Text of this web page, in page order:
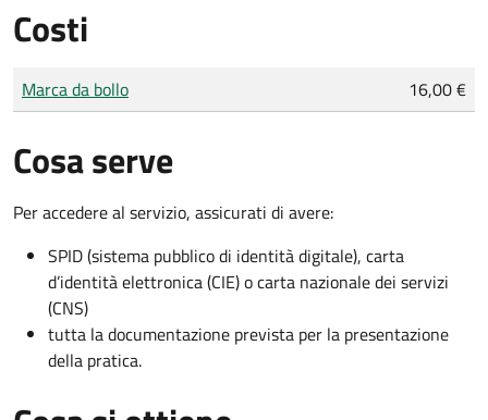
Costi
Tipo di pagamento
Importo
Marca da bollo 16,00 €
Cosa serve
Per accedere al servizio, assicurati di avere:
SPID (sistema pubblico di identità digitale), carta
d’identità elettronica (CIE) o carta nazionale dei servizi
(CNS)
tutta la documentazione prevista per la presentazione
della pratica.